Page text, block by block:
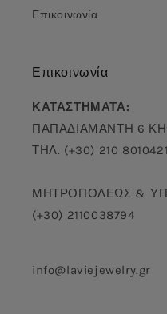
Επικοινωνία
Επικοινωνία
ΚΑΤΑΣΤΗΜΑΤΑ:
ΠΑΠΑΔΙΑΜΑΝΤΗ 6
ΤΗΛ. (+30) 210 8010421
ΜΗΤΡΟΠΟΛΕΩΣ &
(+30) 2110038794
info@laviejewelry.gr